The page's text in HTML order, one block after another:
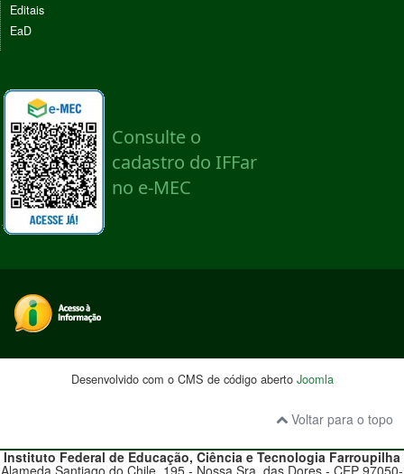
Editais
EaD
Desenvolvido com o CMS de código aberto Joomla
Voltar para o topo
Instituto Federal de Educação, Ciência e TecnologiaFarroupilha
Alameda Santiago do Chile, 195 - Nossa Sra. das Dores - CEP 97050-